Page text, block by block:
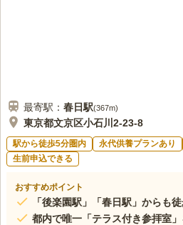
最寄駅： 春日駅(367m)
東京都文京区小石川2-23-8
駅から徒歩5分圏内 永代供養プランあり
生前申込できる
おすすめポイント
「後楽園駅」「春日駅」からも
都内で唯一「テラス付き参拝室